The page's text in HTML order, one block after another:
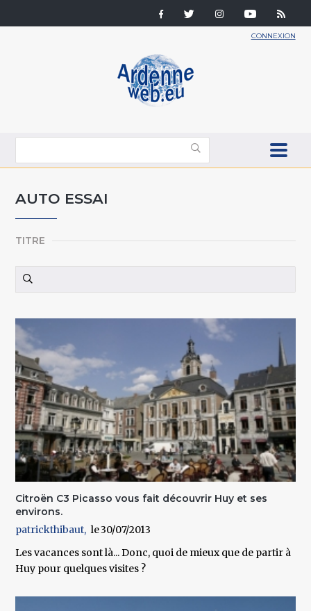
CONNEXION
AUTO ESSAI
TITRE
Citroën C3 Picasso vous fait découvrir Huy et ses
environs.
patrickthibaut
30/07/2013
Les vacances sont là... Donc, quoi de mieux que de partir à
Huy pour quelques visites ?